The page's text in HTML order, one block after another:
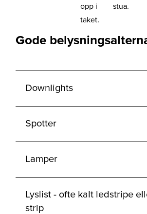
opp i
taket.
stua.
Gode
Downlights
Spotter
Lamper
Lyslist - ofte kalt ledstripe
strip